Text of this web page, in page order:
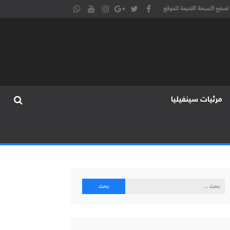
تصفح النسخة القديمة للموقع
مرئيات سينفيليا
البحث